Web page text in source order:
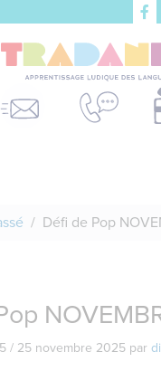
Défi de Pop
/ 25 novembre 2025 par